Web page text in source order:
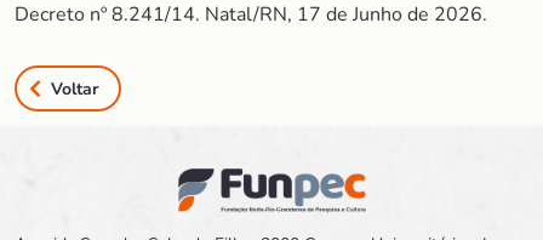
Decreto nº 8.241/14. Natal/RN, 17 de Junho de 2026.
Voltar